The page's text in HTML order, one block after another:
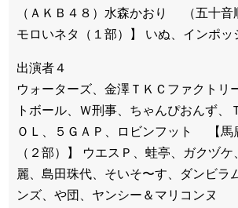
（ＡＫＢ４８）水森かおり （五十
モロいネタ（１部）】 いぬ、インポッ
出演者４
ウォーターズ、金澤ＴＫＣファクトリ
トボール、Ｗ刑事、ちゃんぴおんず
ＯＬ、５ＧＡＰ、ロビンフット 【馬
（２部）】 ウエスＰ、蛙亭、ガクヅ
麗、島田珠代、そいそ〜す、ダンビラ
ンズ、や団、ヤンシー＆マリコンヌ